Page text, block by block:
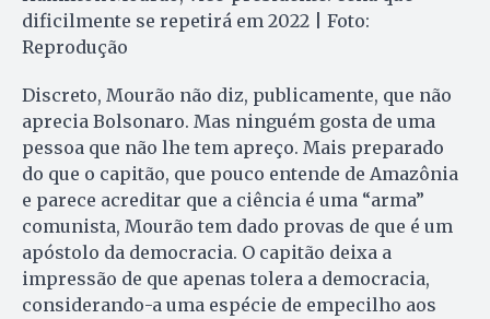
dificilmente se repetirá em 2022 | Foto:
Reprodução
Discreto, Mourão não diz, publicamente, que não
aprecia Bolsonaro. Mas ninguém gosta de uma
pessoa que não lhe tem apreço. Mais preparado
do que o capitão, que pouco entende de Amazônia
e parece acreditar que a ciência é uma “arma”
comunista, Mourão tem dado provas de que é um
apóstolo da democracia. O capitão deixa a
impressão de que apenas tolera a democracia,
considerando-a uma espécie de empecilho aos